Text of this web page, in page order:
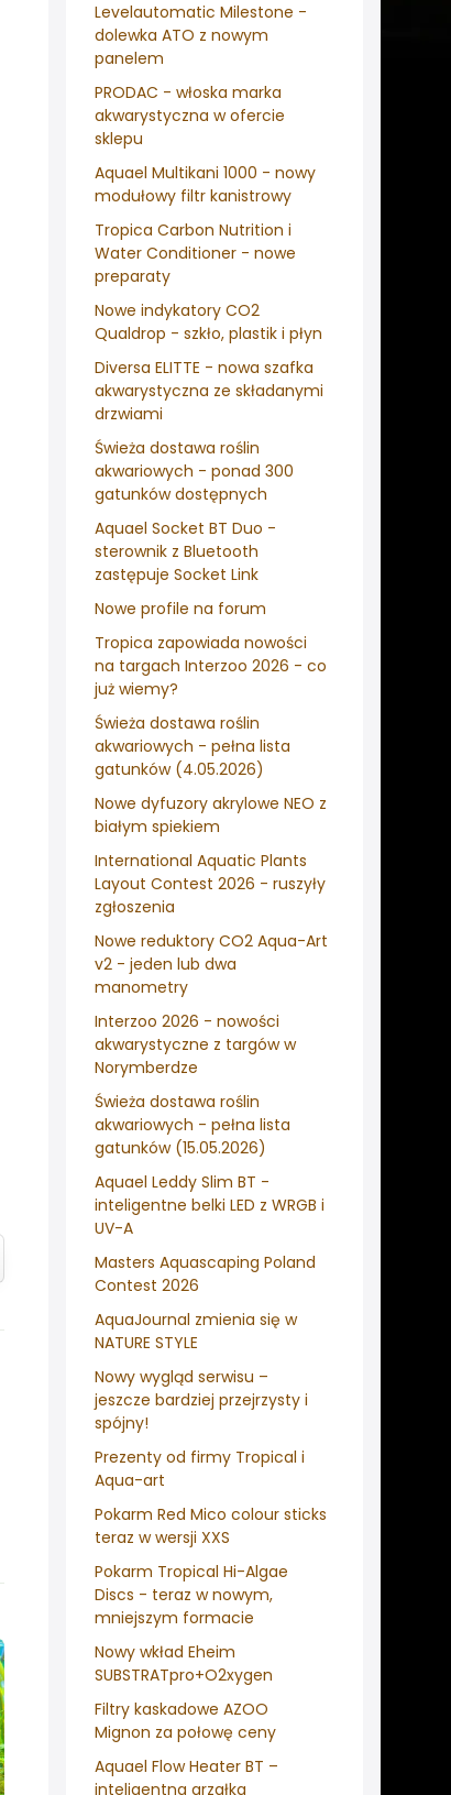
Levelautomatic Milestone -
dolewka ATO z nowym
panelem
PRODAC - włoska marka
akwarystyczna w ofercie
sklepu
Aquael Multikani 1000 - nowy
modułowy filtr kanistrowy
Tropica Carbon Nutrition i
Water Conditioner - nowe
preparaty
Nowe indykatory CO2
Qualdrop - szkło, plastik i płyn
Diversa ELITTE - nowa szafka
akwarystyczna ze składanymi
drzwiami
Świeża dostawa roślin
akwariowych - ponad 300
gatunków dostępnych
Aquael Socket BT Duo -
sterownik z Bluetooth
zastępuje Socket Link
Nowe profile na forum
Tropica zapowiada nowości
na targach Interzoo 2026 - co
już wiemy?
Świeża dostawa roślin
akwariowych - pełna lista
gatunków (4.05.2026)
Nowe dyfuzory akrylowe NEO z
białym spiekiem
International Aquatic Plants
Layout Contest 2026 - ruszyły
zgłoszenia
Nowe reduktory CO2 Aqua-Art
v2 - jeden lub dwa
manometry
Interzoo 2026 - nowości
akwarystyczne z targów w
Norymberdze
Świeża dostawa roślin
akwariowych - pełna lista
gatunków (15.05.2026)
Aquael Leddy Slim BT -
inteligentne belki LED z WRGB i
UV-A
Masters Aquascaping Poland
Contest 2026
AquaJournal zmienia się w
NATURE STYLE
Nowy wygląd serwisu –
jeszcze bardziej przejrzysty i
spójny!
Prezenty od firmy Tropical i
Aqua-art
Pokarm Red Mico colour sticks
teraz w wersji XXS
Pokarm Tropical Hi-Algae
Discs - teraz w nowym,
mniejszym formacie
Nowy wkład Eheim
SUBSTRATpro+O2xygen
Filtry kaskadowe AZOO
Mignon za połowę ceny
Aquael Flow Heater BT –
inteligentna grzałka